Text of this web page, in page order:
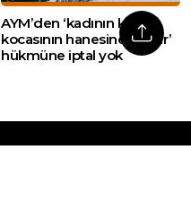
AYM’den ‘kadının kaydı
kocasının hanesine taşınır’
hükmüne iptal yok